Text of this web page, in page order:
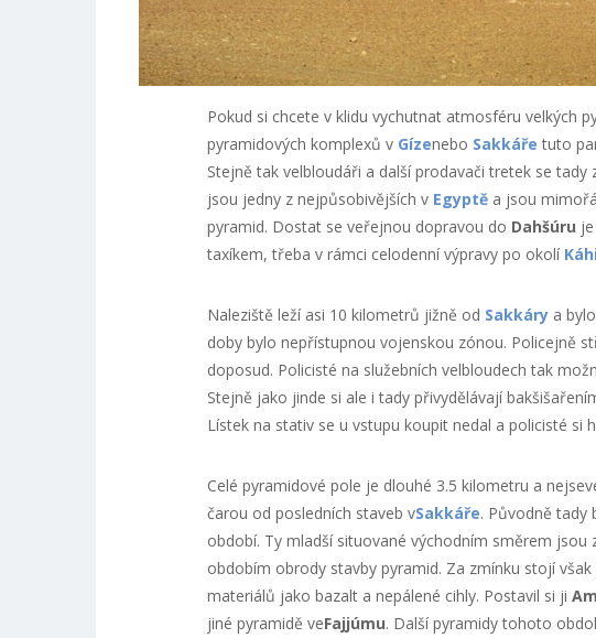
Pokud si chcete v klidu vychutnat atmosféru velkých
pyramidových komplexů v Gízenebo Sakkáře tuto
Stejně tak velbloudáři a další prodavači tretek se
jsou jedny z nejpůsobivějších v Egyptěa jsou
pyramid. Dostat se veřejnou dopravou do Dahšúru
taxíkem, třeba v rámci celodenní výpravy po okolí
Naleziště leží asi 10 kilometrů jižně od Sakkárya
doby bylo nepřístupnou vojenskou zónou. Policejně
doposud. Policisté na služebních velbloudech tak
Stejně jako jinde si ale i tady přivydělávají
Lístek na stativ se u vstupu koupit nedal a policisté si
Celé pyramidové pole je dlouhé 3.5 kilometru a
čarou od posledních staveb vSakkáře. Původně tady
období. Ty mladší situované východním směrem jsou
obdobím obrody stavby pyramid. Za zmínku stojí však
materiálů jako bazalt a nepálené cihly. Postavil si ji
jiné pyramidě veFajjúmu. Další pyramidy tohoto